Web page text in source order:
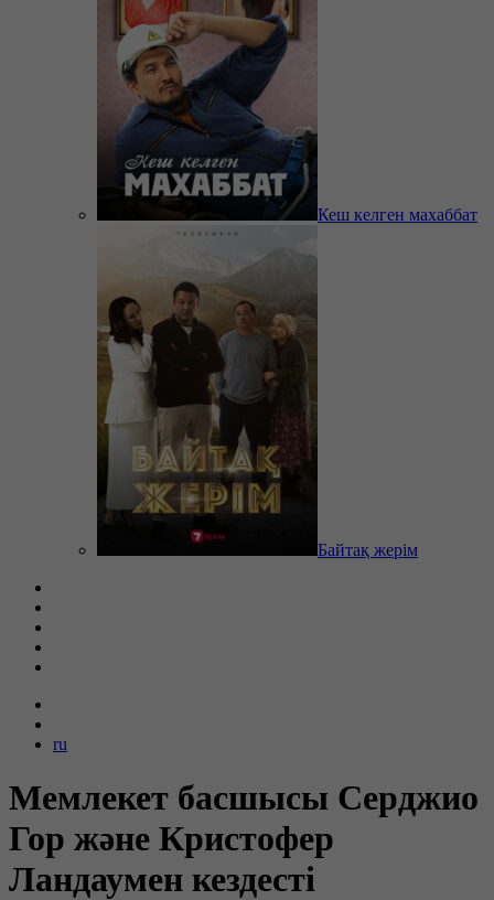
Кеш келген махаббат
Байтақ жерім
ru
Мемлекет басшысы Серджио
Гор және Кристофер
Ландаумен кездесті